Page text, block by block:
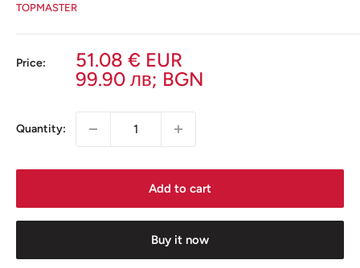
TOPMASTER
Price:
Sale
price
51.08 € EUR
99.90 лв; BGN
Quantity:
Add to cart
Buy it now